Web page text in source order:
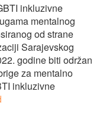
inkluzivne
mentalnog
od strane
Sarajevskog
godine biti održan
za mentalno
inkluzivne